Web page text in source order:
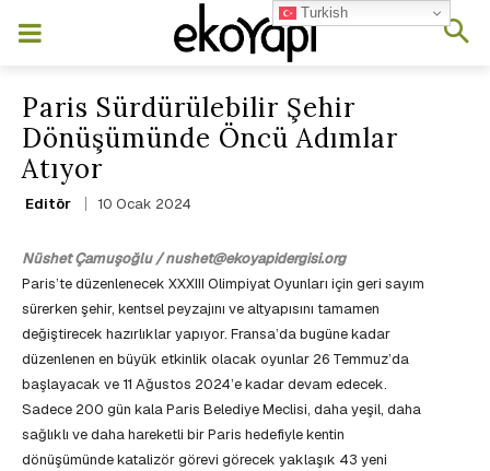
Paris Sürdürülebilir Şehir
Dönüşümünde Öncü Adımlar
Atıyor
Editör 10 Ocak 2024
Nüshet Çamuşoğlu / nushet@ekoyapidergisi.org
Paris’te düzenlenecek XXXIII Olimpiyat Oyunları için geri sayım
sürerken şehir, kentsel peyzajını ve altyapısını tamamen
değiştirecek hazırlıklar yapıyor. Fransa’da bugüne kadar
düzenlenen en büyük etkinlik olacak oyunlar 26 Temmuz’da
başlayacak ve 11 Ağustos 2024’e kadar devam edecek.
Sadece 200 gün kala Paris Belediye Meclisi, daha yeşil, daha
sağlıklı ve daha hareketli bir Paris hedefiyle kentin
dönüşümünde katalizör görevi görecek yaklaşık 43 yeni
Turkish